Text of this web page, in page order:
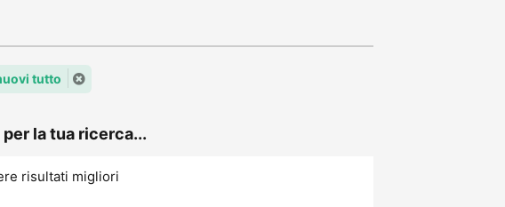
tutto
la tua ricerca...
risultati migliori